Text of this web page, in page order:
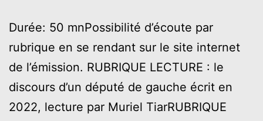
Durée: 50 mnPossibilité d’écoute par
rubrique en se rendant sur le site internet
de l’émission. RUBRIQUE LECTURE : le
discours d’un député de gauche écrit en
2022, lecture par Muriel TiarRUBRIQUE